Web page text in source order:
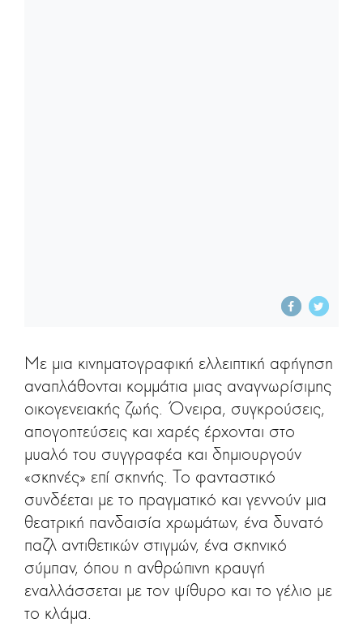
Με μια κινηματογραφική ελλειπτική αφήγηση
αναπλάθονται κομμάτια μιας αναγνωρίσιμης
οικογενειακής ζωής. Όνειρα, συγκρούσεις,
απογοητεύσεις και χαρές έρχονται στο
μυαλό του συγγραφέα και δημιουργούν
«σκηνές» επί σκηνής. Το φανταστικό
συνδέεται με το πραγματικό και γεννούν μια
θεατρική πανδαισία χρωμάτων, ένα δυνατό
παζλ αντιθετικών στιγμών, ένα σκηνικό
σύμπαν, όπου η ανθρώπινη κραυγή
εναλλάσσεται με τον ψίθυρο και το γέλιο με
το κλάμα.